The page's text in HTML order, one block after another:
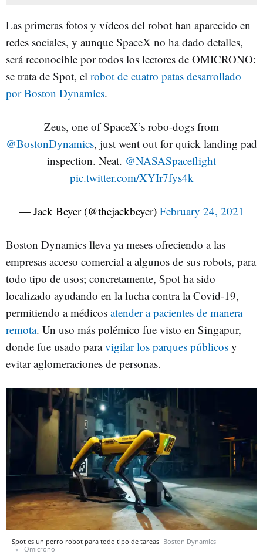
Las primeras fotos y vídeos del robot han aparecido en
redes sociales, y aunque SpaceX no ha dado detalles,
será reconocible por todos los lectores de OMICRONO:
se trata de Spot, el robot de cuatro patas desarrollado
por Boston Dynamics.
Zeus, one of SpaceX’s robo-dogs from
@BostonDynamics, just went out for quick landing pad
inspection. Neat. @NASASpaceflight
pic.twitter.com/XYIr7fys4k
— Jack Beyer (@thejackbeyer) February 24, 2021
Boston Dynamics lleva ya meses ofreciendo a las
empresas acceso comercial a algunos de sus robots, para
todo tipo de usos; concretamente, Spot ha sido
localizado ayudando en la lucha contra la Covid-19,
permitiendo a médicos atender a pacientes de manera
remota. Un uso más polémico fue visto en Singapur,
donde fue usado paravigilar los parques públicos y
evitar aglomeraciones de personas.
Spot es un perro robot para todo tipo de tareas Boston Dynamics
Omicrono